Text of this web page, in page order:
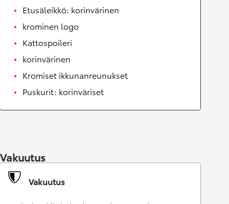
Etusäleikkö: korinvärinen
krominen logo
Kattospoileri
korinvärinen
Kromiset ikkunanreunukset
Puskurit: korinväriset
Vakuutus
Vakuutus